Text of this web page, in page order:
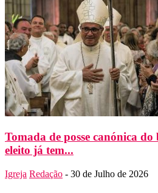
Tomada de posse canónica
eleito já tem...
Igreja Redação - 30 de Julho de 2026